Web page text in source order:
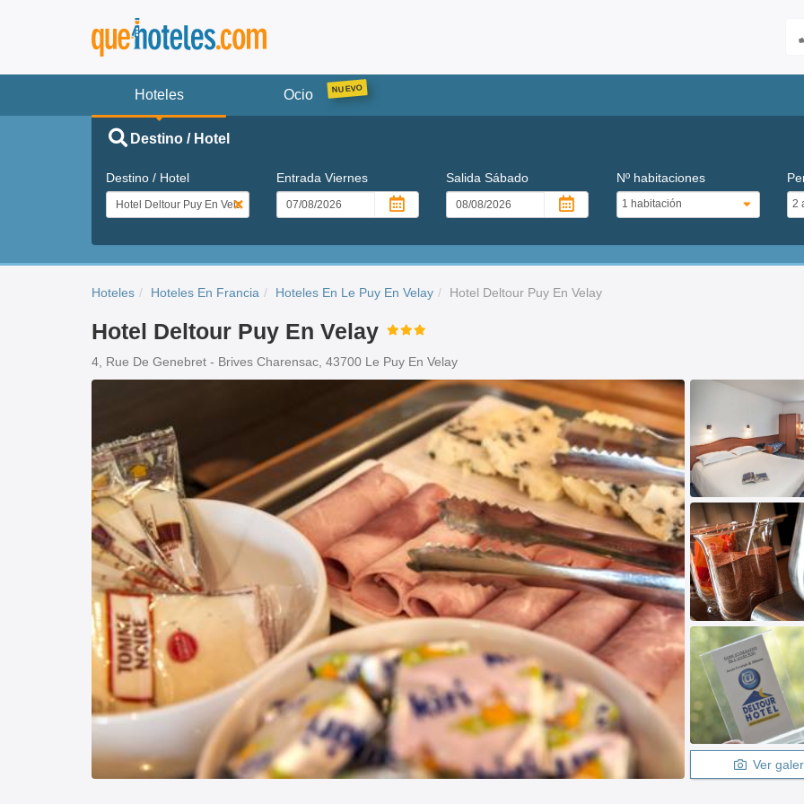
Hoteles Ocio
Destino / Hotel
Destino / Hotel Entrada Viernes SalidaSábado Nº habitaciones
Hoteles Hoteles En Francia Hoteles En Le Puy En Velay Hotel Deltour Puy En Velay
Hotel Deltour Puy En Velay
4, Rue De Genebret - Brives Charensac, 43700 Le Puy En Velay
Ver